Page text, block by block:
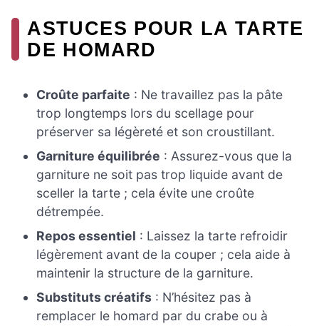
ASTUCES POUR LA TARTE
DE HOMARD
Croûte parfaite : Ne travaillez pas la pâte
trop longtemps lors du scellage pour
préserver sa légèreté et son croustillant.
Garniture équilibrée : Assurez-vous que la
garniture ne soit pas trop liquide avant de
sceller la tarte ; cela évite une croûte
détrempée.
Repos essentiel : Laissez la tarte refroidir
légèrement avant de la couper ; cela aide à
maintenir la structure de la garniture.
Substituts créatifs : N’hésitez pas à
remplacer le homard par du crabe ou à